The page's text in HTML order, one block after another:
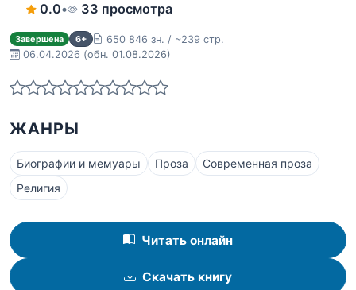
0.0• 33 просмотра
Завершена 6+
650 846 зн. / ~239 стр.
06.04.2026 (обн. 01.08.2026)
ЖАНРЫ
Биографии и мемуары Проза
Современная проза
Религия
Читать онлайн
Скачать книгу